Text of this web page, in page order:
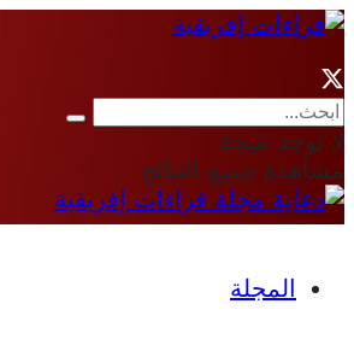
لا توجد نتيجة
مشاهدة جميع النتائج
المجلة